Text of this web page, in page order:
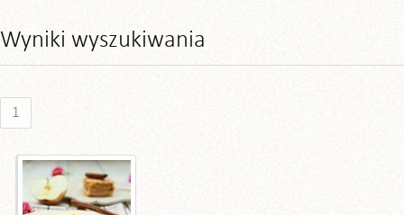
Wyniki wyszukiwania
1